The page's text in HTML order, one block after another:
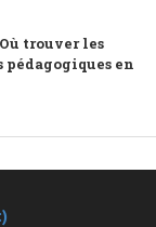
trouver les
pédagogiques en